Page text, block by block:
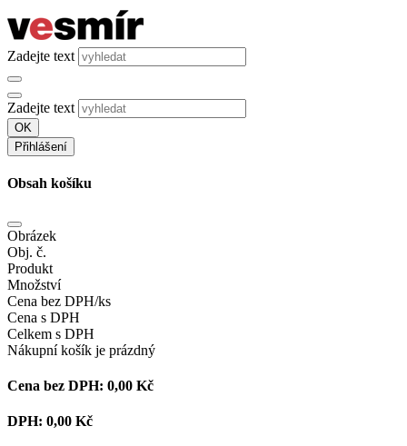
Zadejte text
Zadejte text
OK
Přihlášení
Obsah košíku
Obrázek
Obj. č.
Produkt
Množství
Cena bez DPH/ks
Cena s DPH
Celkem s DPH
Nákupní košík je prázdný
Cena bez DPH: 0,00 Kč
DPH: 0,00 Kč